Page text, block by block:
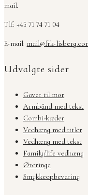
mail.
Tlf: +45 71 74 71 04
E-mail: mail@frk-
Udvalgte sider
Gaver til mor
Armbånd med tekst
Combi-kæder
Vedhæng med titler
Vedhæng med tekst
Family/life vedhæng
Øreringe
Smykkeopbevaring